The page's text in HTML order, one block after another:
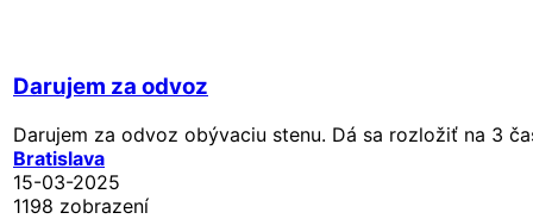
Darujem za odvoz
Darujem za odvoz obývaciu stenu. Dá sa rozložiť na 3
Bratislava
15-03-2025
1198 zobrazení